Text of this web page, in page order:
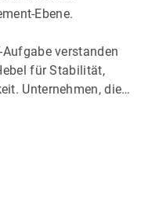
Ebene.
verstanden
für Stabilität,
Unternehmen, die…